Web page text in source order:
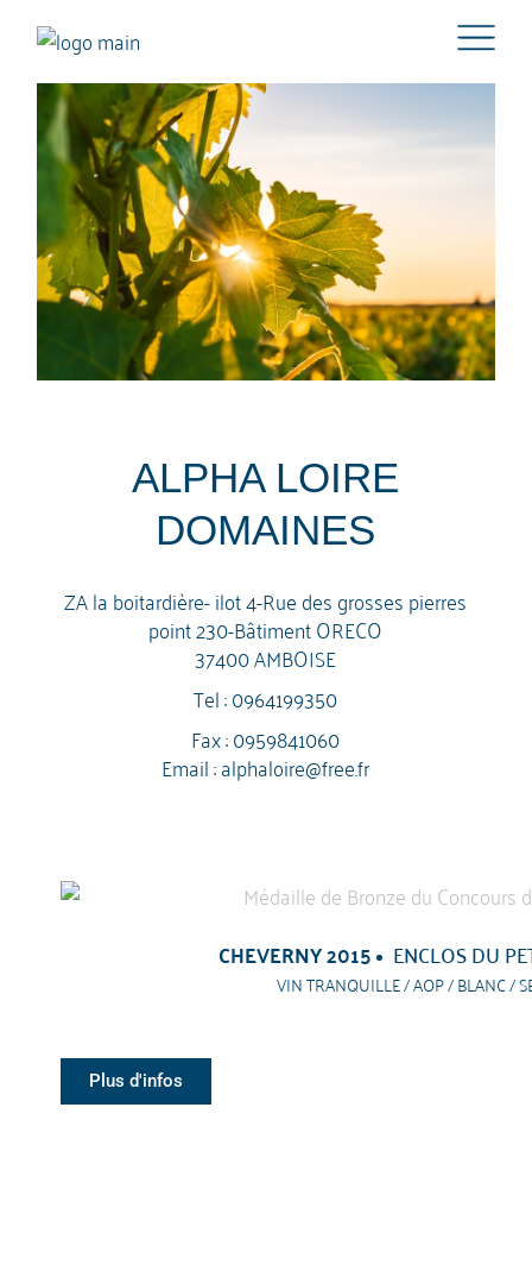
ALPHA LOIRE
DOMAINES
ZA la boitardière- ilot 4-Rue des grosses pierres
point 230-Bâtiment ORECO
37400 AMBOISE
Tel :0964199350
Fax : 0959841060
Email :alphaloire@free.fr
CHEVERNY 2015 ENCLOS DU
VIN TRANQUILLE / AOP / BLANC /
Plus d'infos